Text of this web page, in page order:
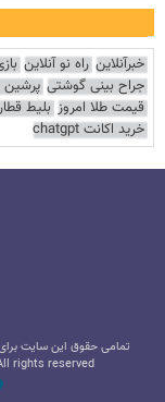
خبرآنلاین راه نو آنلاین
جراح بینی گوشتی
قیمت طلا امروز بلیط قطار
خرید اکانت chatgpt
تمامی حقوق این سایت
rights reserved